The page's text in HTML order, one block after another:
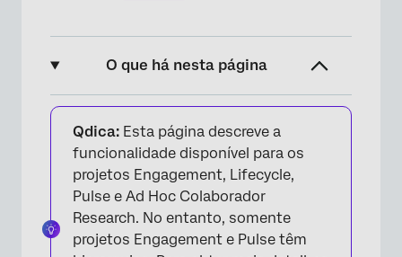
O que há nesta página
Sobre como adicionar e remover
participantes
Adição manual de participantes
Importação de participantes com um arquivo
Erros detectados em um arquivo Participante
Qdica: Esta página descreve a
funcionalidade disponível para os
projetos Engagement, Lifecycle,
Pulse e Ad Hoc Colaborador
Research. No entanto, somente
projetos Engagement e Pulse têm